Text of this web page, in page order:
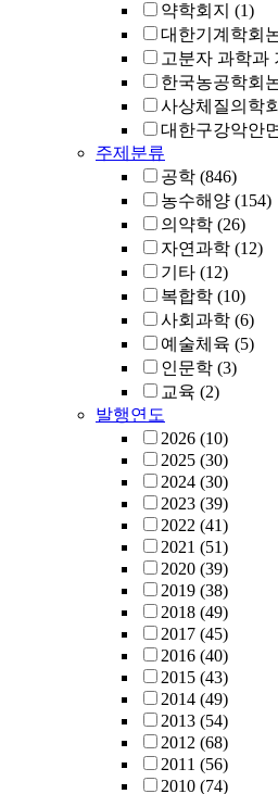
약학회지 (1)
대한기계학회
고분자 과학과
한국농공학회
사상체질의학
대한구강악안
주제분류
공학 (846)
농수해양 (154)
의약학 (26)
자연과학 (12)
기타 (12)
복합학 (10)
사회과학 (6)
예술체육 (5)
인문학 (3)
교육 (2)
발행연도
2026 (10)
2025 (30)
2024 (30)
2023 (39)
2022 (41)
2021 (51)
2020 (39)
2019 (38)
2018 (49)
2017 (45)
2016 (40)
2015 (43)
2014 (49)
2013 (54)
2012 (68)
2011 (56)
2010 (74)